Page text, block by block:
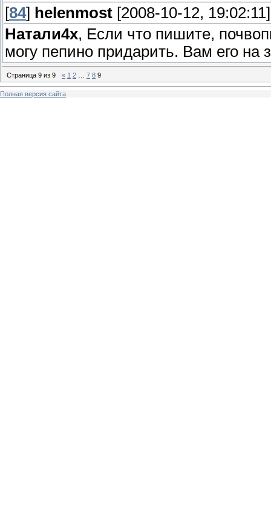
[84] helenmost [2008-10-12, 19:02:11]
Натали4х, Если что пишите,
могу пепино придарить. Вам его
Страница 9 из 9 « 1 2 7 8 9
Полная версия сайта